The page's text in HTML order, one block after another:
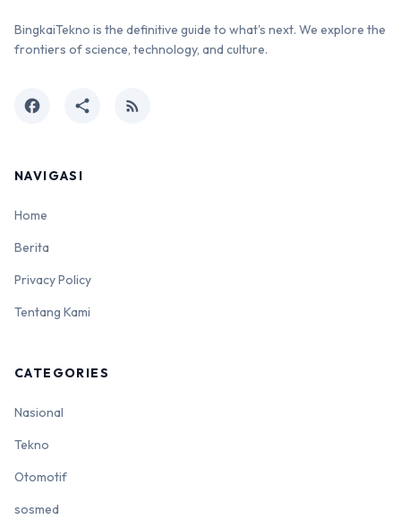
BingkaiTekno is the definitive guide to what's next. We explore the
frontiers of science, technology, and culture.
facebook share rss_feed
NAVIGASI
Home
Berita
Privacy Policy
Tentang Kami
CATEGORIES
Nasional
Tekno
Otomotif
sosmed